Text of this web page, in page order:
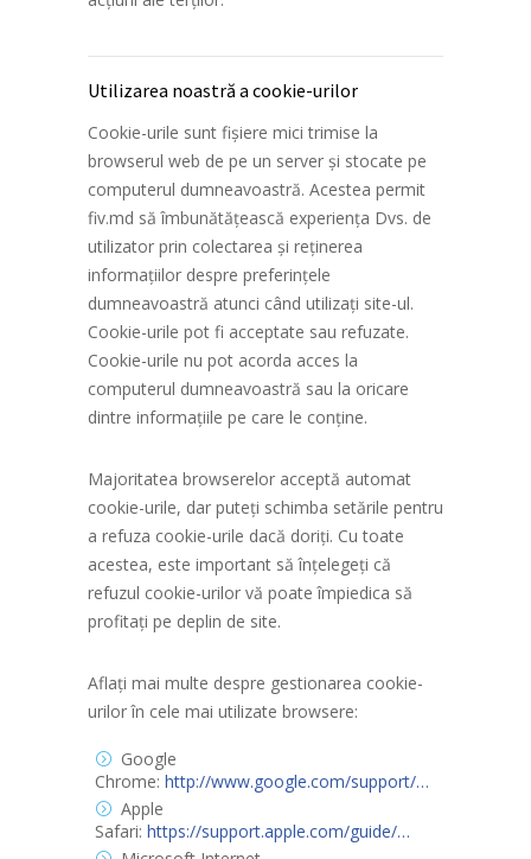
Utilizarea noastră a cookie-urilor
Cookie-urile sunt fișiere mici trimise la
browserul web de pe un server și stocate pe
computerul dumneavoastră. Acestea permit
fiv.md să îmbunătățească experiența Dvs. de
utilizator prin colectarea și reținerea
informațiilor despre preferințele
dumneavoastră atunci când utilizați site-ul.
Cookie-urile pot fi acceptate sau refuzate.
Cookie-urile nu pot acorda acces la
computerul dumneavoastră sau la oricare
dintre informațiile pe care le conține.
Majoritatea browserelor acceptă automat
cookie-urile, dar puteți schimba setările pentru
a refuza cookie-urile dacă doriți. Cu toate
acestea, este important să înțelegeți că
refuzul cookie-urilor vă poate împiedica să
profitați pe deplin de site.
Aflați mai multe despre gestionarea cookie-
urilor în cele mai utilizate browsere:
Google
Chrome: http://www.google.com/support/…
Apple
Safari: https://support.apple.com/guide/…